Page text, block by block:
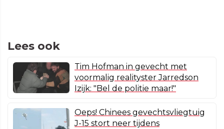
Lees ook
Tim Hofman in gevecht met
voormalig realityster Jarredson
Izijk: "Bel de politie maar!"
Oeps! Chinees gevechtsvliegtuig
J-15 stort neer tijdens